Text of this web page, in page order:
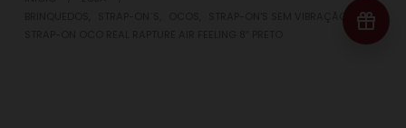
STRAP-ON'S SEM VIBRAÇÃO